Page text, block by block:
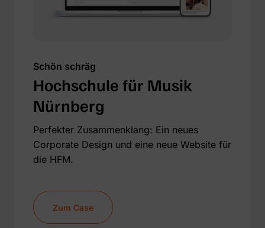
Schön schräg
Hochschule für Musik
Nürnberg
Perfekter Zusammenklang: Ein neues
Corporate Design und eine neue Website für
die HFM.
Zum Case